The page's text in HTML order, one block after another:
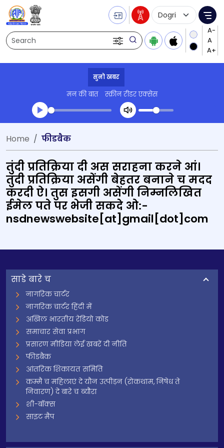
Search
Language
सुनो खबर
मन की बात स्क्रीन रीडर एक्सेस
Transcript summary
Home फीडबैक
तुंदी प्रतिक्रिया दी अस सराहना करने आं।
तुंदी प्रतिक्रिया असेंगी बेहतर बनाने च मदद
करदी ऐ। तुस इसगी असेंगी निम्नलिखित
ईमेल पते पर भेजी सकदे ओ:-
nsdnewswebsite[at]gmail[dot]com
साडे बारे च
नागरिक चार्टर
नागरिक चार्टर हिंदी में
अखिल भारतीय रेडियो कोड
समाचार सेवा प्रभाग
प्रसारण मीडिया लेई खबरें दी नीति
फीडबैक
आंतरिक शिकायत समिति
कम्मै च महिलाएं दे यौन उत्पीड़न (रोकथाम, निषेध ते
निवारण) दे बारे च ब्यौरा
शी-बॉक्स
साइट मैप